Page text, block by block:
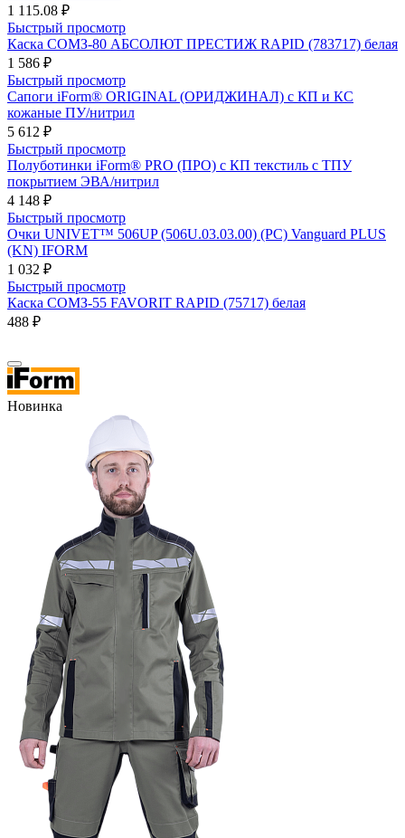
1 115.08 ₽
Быстрый просмотр
Каска СОМЗ-80 АБСОЛЮТ ПРЕСТИЖ RAPID (783717) белая
1 586 ₽
Быстрый просмотр
Сапоги iForm® ORIGINAL (ОРИДЖИНАЛ) с КП и КС
кожаные ПУ/нитрил
5 612 ₽
Быстрый просмотр
Полуботинки iForm® PRO (ПРО) с КП текстиль с ТПУ
покрытием ЭВА/нитрил
4 148 ₽
Быстрый просмотр
Очки UNIVET™ 506UP (506U.03.03.00) (РС) Vanguard PLUS
(KN) IFORM
1 032 ₽
Быстрый просмотр
Каска СОМЗ-55 FAVORIT RAPID (75717) белая
488 ₽
Новинка